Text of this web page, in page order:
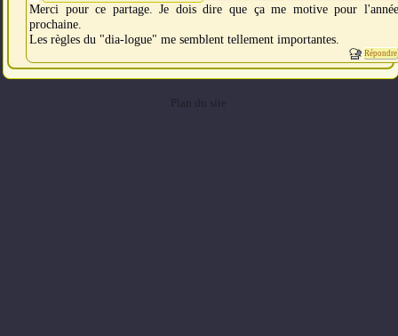
Merci pour ce partage. Je dois dire que ça me motive pour l'année
prochaine.
Les règles du "dia-logue" me semblent tellement importantes.
Répondre
Plan du site